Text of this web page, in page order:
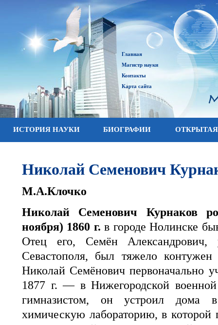
Главная
Магистр науки
Контакты
Карта сайта
ИСТОРИЯ НАУКИ БИОГРАФИИ
Николай Семенович
М.А.Клочко
Николай Семенович Курнаков
ноября) 1860 г.в городе Нолинске
Отец его, Семён Александрович,
Севастополя, был тяжело
Николай Семёнович первоначально
1877 г. — в Нижегородской
гимназистом, он устроил дома
химическую лабораторию, в которой